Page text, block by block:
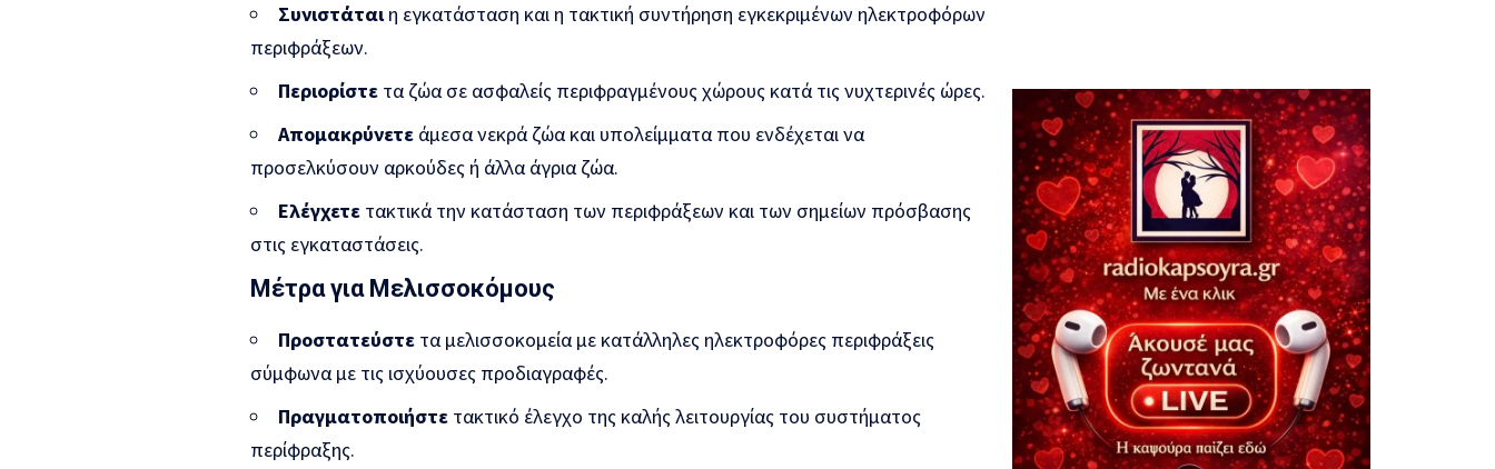
Συνιστάταιη εγκατάσταση και η τακτική συντήρηση εγκεκριμένων ηλεκτροφόρων
περιφράξεων.
Περιορίστε τα ζώα σε ασφαλείς περιφραγμένους χώρους κατά τις νυχτερινές ώρες.
Απομακρύνετε άμεσα νεκρά ζώα και υπολείμματα που ενδέχεται να
προσελκύσουν αρκούδες ή άλλα άγρια ζώα.
Ελέγχετε τακτικά την κατάσταση των περιφράξεων και των σημείων πρόσβασης
στις εγκαταστάσεις.
Μέτρα για Μελισσοκόμους
Προστατεύστε τα μελισσοκομεία με κατάλληλες ηλεκτροφόρες περιφράξεις
σύμφωνα με τις ισχύουσες προδιαγραφές.
Πραγματοποιήστε τακτικό έλεγχο της καλής λειτουργίας του συστήματος
περίφραξης.